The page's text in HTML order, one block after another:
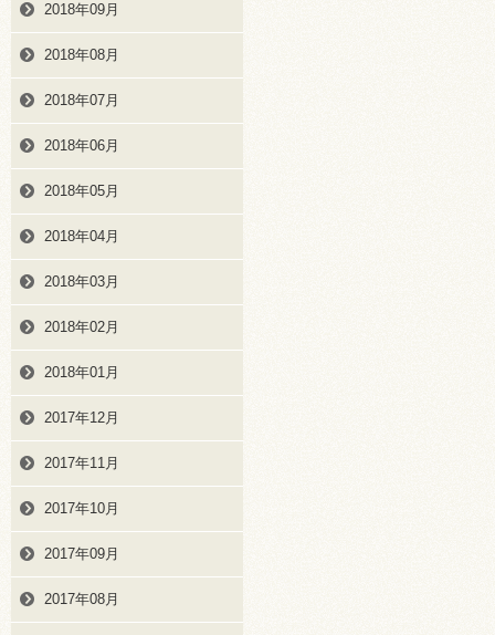
2018年09月
2018年08月
2018年07月
2018年06月
2018年05月
2018年04月
2018年03月
2018年02月
2018年01月
2017年12月
2017年11月
2017年10月
2017年09月
2017年08月